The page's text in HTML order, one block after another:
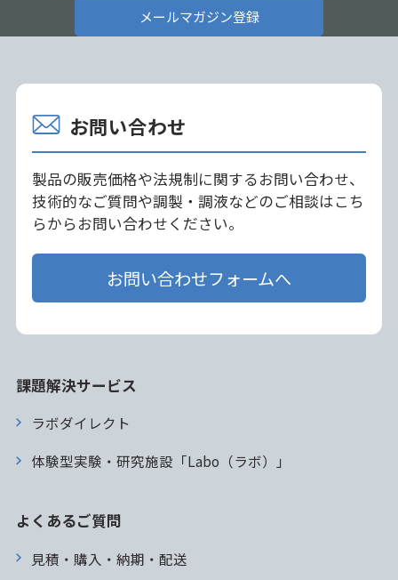
メールマガジン登録
お問い合わせ
製品の販売価格や法規制に関するお問い合わせ、
技術的なご質問や調製・調液などのご相談はこち
らからお問い合わせください。
お問い合わせフォームへ
課題解決サービス
ラボダイレクト
体験型実験・研究施設「Labo（ラボ）」
よくあるご質問
見積・購入・納期・配送